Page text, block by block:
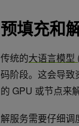
预填充和
传统的大语言模型
码阶段。这会导致
的 GPU 或节点来
解服务需要仔细调